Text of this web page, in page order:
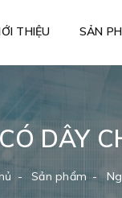
THIỆU SẢN
DÂY
Sản phẩm